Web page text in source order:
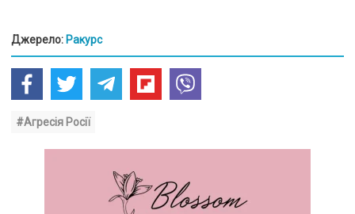
Джерело: Ракурс
#Агресія Росії